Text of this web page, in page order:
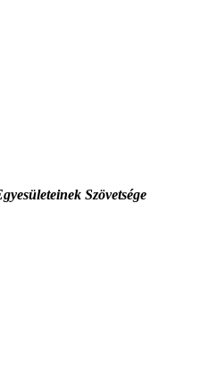
Szövetsége